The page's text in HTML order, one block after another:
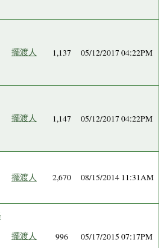
擺渡人 1,137 05/12/2017 04:22PM
擺渡人 1,147 05/12/2017 04:22PM
擺渡人 2,670 08/15/2014 11:31AM
擺渡人 996 05/17/2015 07:17PM